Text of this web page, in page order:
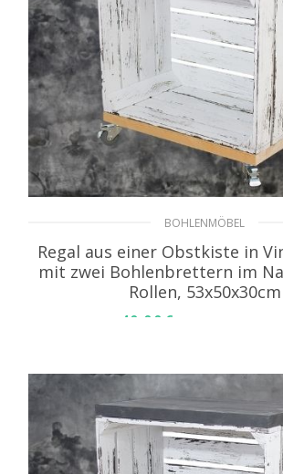
BOHLENMÖBEL
Regal aus einer Obstkiste in
mit zwei Bohlenbrettern im
Rollen, 53x50x30cm
49,99 €